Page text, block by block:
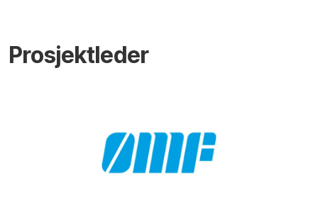
Prosjektleder